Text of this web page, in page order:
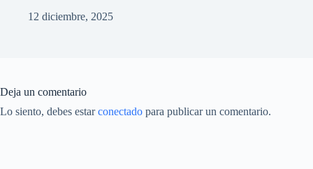
12 diciembre, 2025
Deja un comentario
Lo siento, debes estarconectado para publicar un comentario.